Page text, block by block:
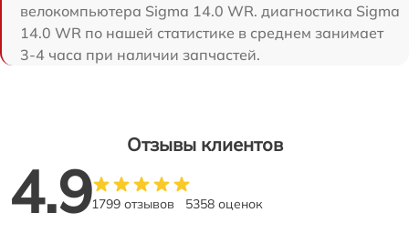
велокомпьютера Sigma 14.0 WR. диагностика Sigma
14.0 WR по нашей статистике в среднем занимает
3-4 часа при наличии запчастей.
Отзывы клиентов
4.91799 отзывов 5358 оценок